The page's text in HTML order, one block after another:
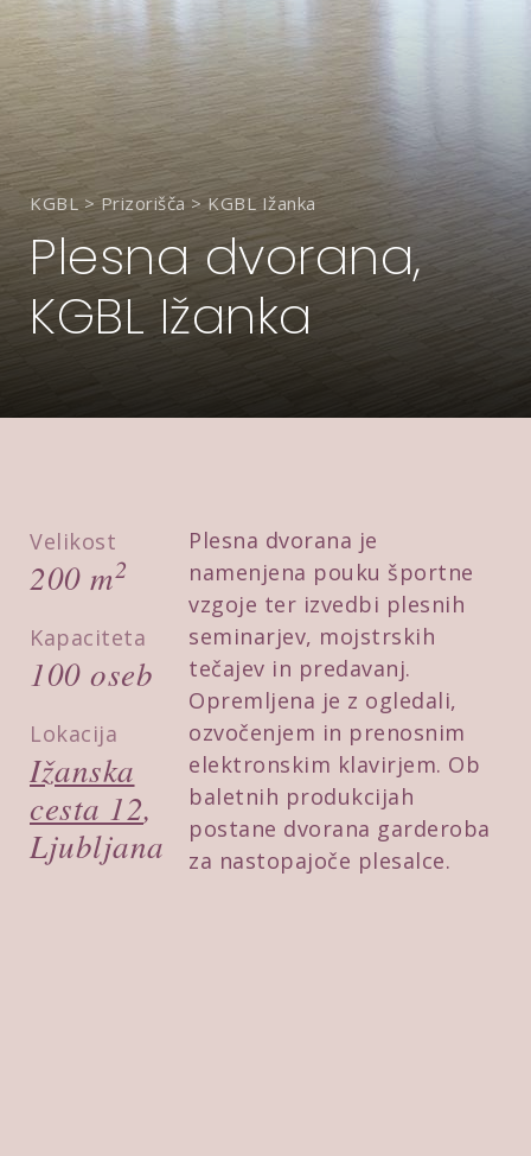
KGBL>Prizorišča> KGBL Ižanka
Plesna dvorana,
KGBL Ižanka
Velikost
200 m2
Kapaciteta
100 oseb
Lokacija
Ižanska
cesta 12,
Ljubljana
Plesna dvorana je
namenjena pouku športne
vzgoje ter izvedbi plesnih
seminarjev, mojstrskih
tečajev in predavanj.
Opremljena je z ogledali,
ozvočenjem in prenosnim
elektronskim klavirjem. Ob
baletnih produkcijah
postane dvorana garderoba
za nastopajoče plesalce.